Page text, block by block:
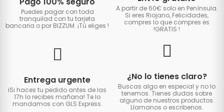
Puedes pagar con toda
tranquilad con tu tarjeta
bancaria o por BIZZUM. ¡Tú eliges !
A partir de 60€ solo en Península.
Si eres Riojano, Felicidades,
compres lo que compres es
!GRATIS !
Entrega urgente
iSi haces tu pedido antes de las
17h lo recibes mañana! Te lo
mandamos con GLS Express.
¿No lo tienes claro?
Buscas algo en especial y no lo
tenemos. Tienes dudas sobre
alguno de nuestros productos.
Llamanos o escribenos.